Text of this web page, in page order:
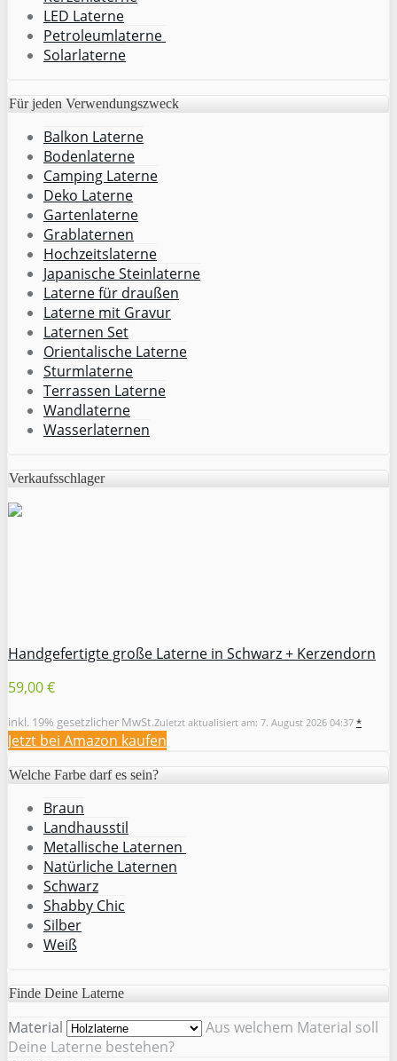
LED Laterne
Petroleumlaterne
Solarlaterne
Für jeden Verwendungszweck
Balkon Laterne
Bodenlaterne
Camping Laterne
Deko Laterne
Gartenlaterne
Grablaternen
Hochzeitslaterne
Japanische Steinlaterne
Laterne für draußen
Laterne mit Gravur
Laternen Set
Orientalische Laterne
Sturmlaterne
Terrassen Laterne
Wandlaterne
Wasserlaternen
Verkaufsschlager
Handgefertigte große Laterne in Schwarz + Kerzendorn
59,00 €
inkl. 19% gesetzlicher MwSt.Zuletzt aktualisiert am: 7. August 2026 04:37 *
Jetzt bei Amazon kaufen
Welche Farbe darf es sein?
Braun
Landhausstil
Metallische Laternen
Natürliche Laternen
Schwarz
Shabby Chic
Silber
Weiß
Finde Deine Laterne
Material
Aus welchem Material soll
Deine Laterne bestehen?